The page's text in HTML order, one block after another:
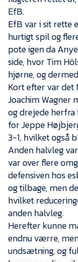
EfB.
EfB var i sit rette
hurtigt spil og
pote igen da
side, hvor Tim
hjørne, og
Kort efter var det
Joachim Wagner
og drejede
for Jeppe
3-1, hvilket også
Anden halvleg
var over flere
defensiven hos
og tilbage, men
hvilket
anden halvleg.
Herefter kunne
endnu værre,
undsætning, og